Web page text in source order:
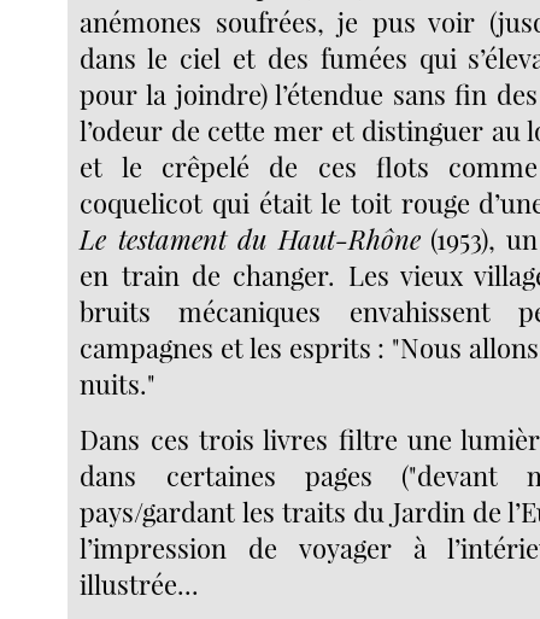
anémones soufrées, je pus voir
dans le ciel et des fumées qui
pour la joindre) l’étendue sans fin
l’odeur de cette mer et distinguer au
et le crêpelé de ces flots
coquelicot qui était le toit rouge
Le testament du Haut-Rhône(1953),
en train de changer. Les vieux
bruits mécaniques
campagnes et les esprits : "Nous
nuits."
Dans ces trois livres filtre une
dans certaines pages ("devant
pays/gardant les traits du Jardin de
l’impression de voyager à
illustrée...